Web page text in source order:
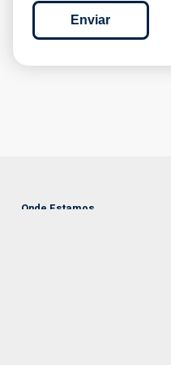
Enviar
Onde Estamos